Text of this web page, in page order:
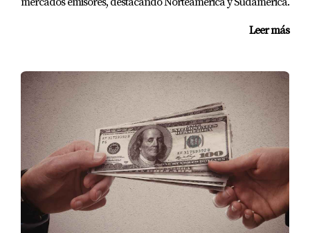
entretenimiento.
excelentes que cubren las mejores clínicas del país por
una fracción de lo que pagarías en EE. UU.
3. ¿Los precios para extranjeros son diferentes?
En los supermercados y servicios públicos los precios son
estándar. Mi labor es asesorarte para que en tus compras
inmobiliarias y contratos privados pagues siempre el
precio justo de mercado.
Leer más